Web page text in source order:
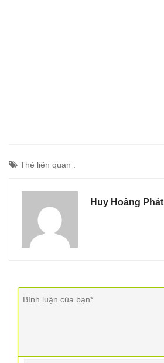
Thẻ liên quan :
Huy Hoàng Phát